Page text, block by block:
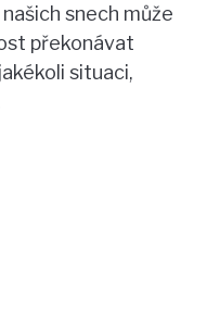
snech může
překonávat
situaci,